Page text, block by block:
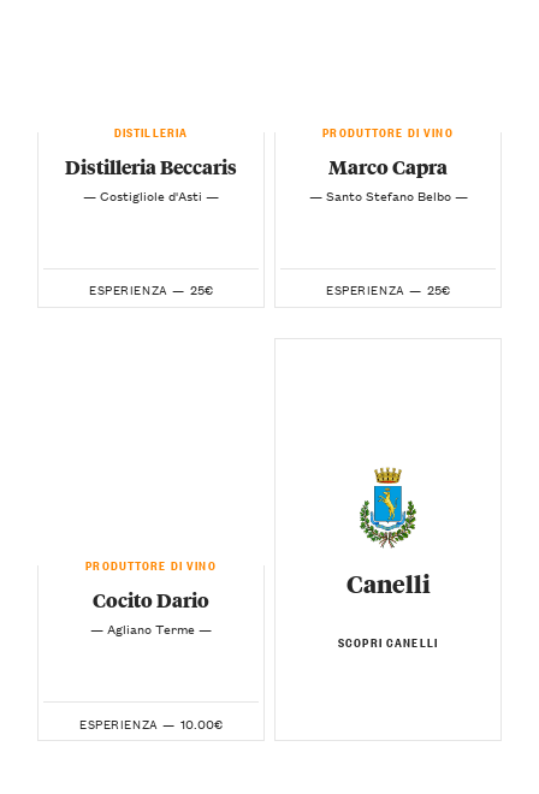
DISTILLERIA
Distilleria Beccaris
— Costigliole d'Asti —
ESPERIENZA — 25€
PRODUTTORE DI VINO
Marco Capra
— Santo Stefano Belbo —
ESPERIENZA — 25€
PRODUTTORE DI VINO
Cocito Dario
— Agliano Terme —
ESPERIENZA — 10.00€
Canelli
SCOPRI CANELLI